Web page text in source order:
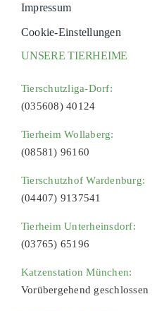
Impressum
Cookie-Einstellungen
UNSERE TIERHEIME
Tierschutzliga-Dorf:
(035608) 40124
Tierheim Wollaberg:
(08581) 96160
Tierschutzhof Wardenburg:
(04407) 9137541
Tierheim Unterheinsdorf:
(03765) 65196
Katzenstation München:
Vorübergehend geschlossen